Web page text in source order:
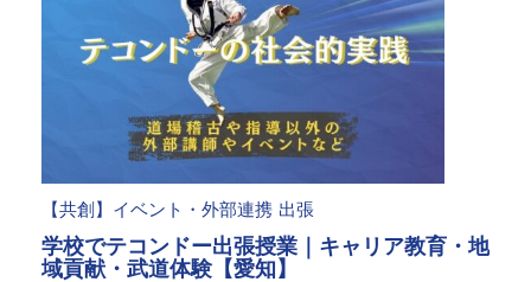
【共創】イベント・外部連携 出張
学校でテコンドー出張授業｜キャリア教育・地
域貢献・武道体験【愛知】